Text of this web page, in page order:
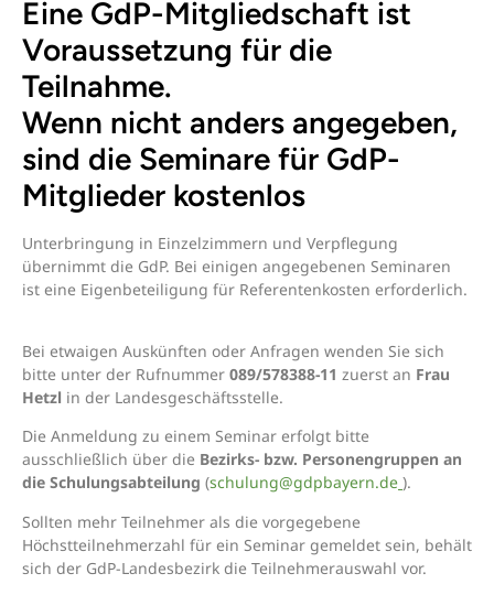
Eine GdP-Mitgliedschaft ist
Voraussetzung für die
Teilnahme.
Wenn nicht anders angegeben,
sind die Seminare für GdP-
Mitglieder kostenlos
Unterbringung in Einzelzimmern und Verpflegung
übernimmt die GdP. Bei einigen angegebenen Seminaren
ist eine Eigenbeteiligung für Referentenkosten erforderlich.
Bei etwaigen Auskünften oder Anfragen wenden Sie sich
bitte unter der Rufnummer 089/578388-11 zuerst an Frau
Hetzl in der Landesgeschäftsstelle.
Die Anmeldung zu einem Seminar erfolgt bitte
ausschließlich über die Bezirks- bzw. Personengruppen an
die Schulungsabteilung (schulung@gdpbayern.de ).
Sollten mehr Teilnehmer als die vorgegebene
Höchstteilnehmerzahl für ein Seminar gemeldet sein, behält
sich der GdP-Landesbezirk die Teilnehmerauswahl vor.